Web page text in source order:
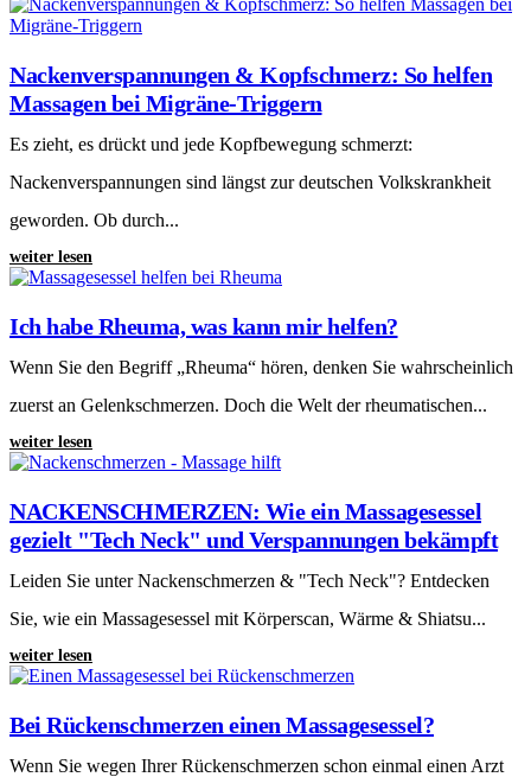
Nackenverspannungen & Kopfschmerz: So helfen
Massagen bei Migräne-Triggern
Es zieht, es drückt und jede Kopfbewegung schmerzt:
Nackenverspannungen sind längst zur deutschen Volkskrankheit
geworden. Ob durch...
weiter lesen
Ich habe Rheuma, was kann mir helfen?
Wenn Sie den Begriff „Rheuma“ hören, denken Sie wahrscheinlich
zuerst an Gelenkschmerzen. Doch die Welt der rheumatischen...
weiter lesen
NACKENSCHMERZEN: Wie ein Massagesessel
gezielt "Tech Neck" und Verspannungen bekämpft
Leiden Sie unter Nackenschmerzen & "Tech Neck"? Entdecken
Sie, wie ein Massagesessel mit Körperscan, Wärme & Shiatsu...
weiter lesen
Bei Rückenschmerzen einen Massagesessel?
Wenn Sie wegen Ihrer Rückenschmerzen schon einmal einen Arzt